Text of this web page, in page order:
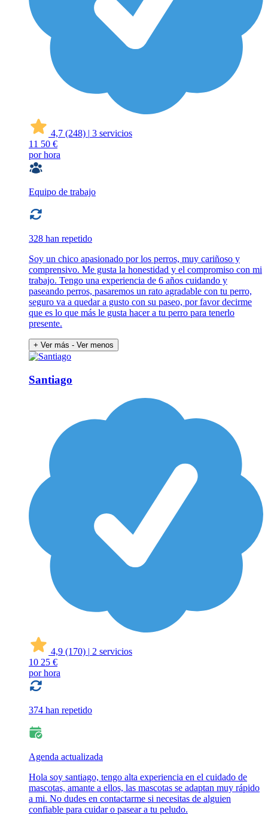
4,7 (248) | 3 servicios
11 50 €
por hora
Equipo de trabajo
328 han repetido
Soy un chico apasionado por los perros, muy cariñoso y
comprensivo. Me gusta la honestidad y el compromiso con mi
trabajo. Tengo una experiencia de 6 años cuidando y
paseando perros, pasaremos un rato agradable con tu perro,
seguro va a quedar a gusto con su paseo, por favor decirme
que es lo que más le gusta hacer a tu perro para tenerlo
presente.
+ Ver más - Ver menos
Santiago
4,9 (170) | 2 servicios
10 25 €
por hora
374 han repetido
Agenda actualizada
Hola soy santiago, tengo alta experiencia en el cuidado de
mascotas, amante a ellos, las mascotas se adaptan muy rápido
a mi. No dudes en contactarme si necesitas de alguien
confiable para cuidar o pasear a tu peludo.